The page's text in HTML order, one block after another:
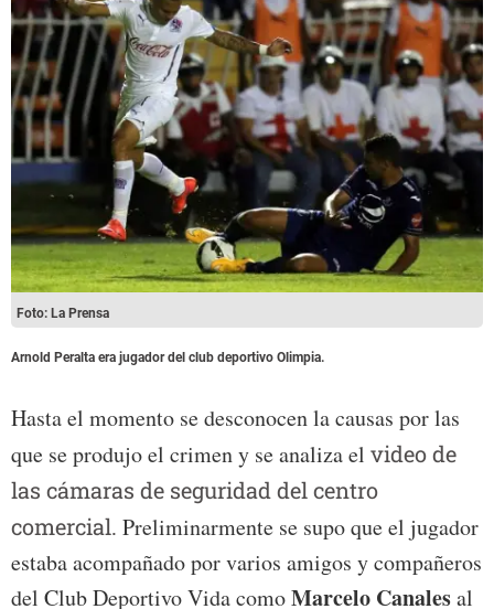
Foto: La Prensa
Arnold Peralta era jugador del club deportivo Olimpia.
Hasta el momento se desconocen la causas por las
que se produjo el crimen y se analiza el video de
las cámaras de seguridad del centro
comercial. Preliminarmente se supo que el jugador
estaba acompañado por varios amigos y compañeros
del Club Deportivo Vida comoMarcelo Canalesal